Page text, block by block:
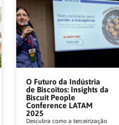
O Futuro da Indústria
de Biscoitos: Insights da
Biscuit People
Conference LATAM
2025
Descubra como a terceirização